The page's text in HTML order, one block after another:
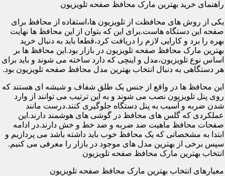
راهنمای خرید بهترین مارک محافظ صفحه تلویزیون
یکی از روش های محافظت از تلویزیون ها،استفاده از محافظ برای
صفحه این دستگاه هاست.برای این که بتوان از این محافظ ها نهایت
بهره را برد و کارایی لازم را دریافت کرد،قطعا باید به دنبال خرید
بهترین مارک محافظ صفحه تلویزیون در بازار بود.این محافظ ها بر
اساس نوع تلویزیون،مدل و اینچی که دارد ساخته می شوند و باید برای
هر دستگاهی به دنبال انتخاب بهترین مدل محافظ صفحه تلویزیون بود.
این محافظ ها در واقع از جنس یک طلق شفاف و شیشه ای هستند که
روی پنل تلویزیون نصب می شوند و به این ترتیب می توانند از وارد
شدن ضربه و آسیب به پنل دستگاه جلوگیری کنند.درست مانند
عملکردی که گلس های محافظ در گوشی های هوشمند دارند.این
صفحات محافظ ماهیت ضد ضربه و ضد خط و خش دارند.در ادامه
ابتدا به مشخصاتی که یک محافظ خوب باید داشته باشد می پردازیم و
سپس برخی از بهترین مدل های موجود در بازار را معرفی می کنیم.
انتخاب بهترین مارک محافظ صفحه تلویزیون
معیارهای انتخاب بهترین مارک محافظ صفحه تلویزیون